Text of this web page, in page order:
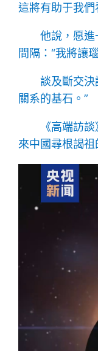
這將有助于我們
他說，愿
間隔：“我將讓
談及斷交決
關系的基石。”
《高端訪
來中國尋根謁祖